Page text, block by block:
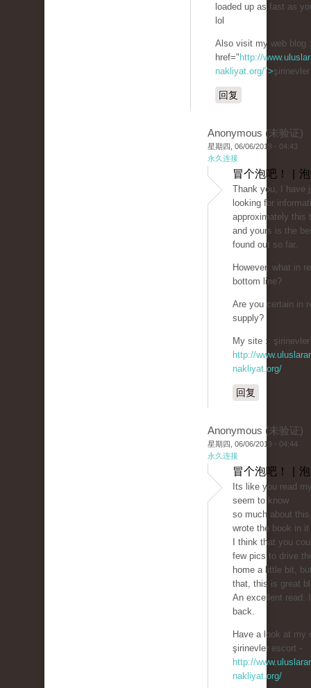
loaded up as fast as
lol
Also visit my web blog
href=" http://
nakliyat.org/">
回复
Anonymous (未验证)
星期四, 06/06/2019 - 04:43
永久连接
冒个泡吧！ |
Thank you, I have
looking for
approximately this
and yours is the
found out so far.
However, what in
bottom line?
Are you certain in
supply?
My site ::
http://
nakliyat.org/
回复
Anonymous (未验证)
星期四, 06/06/2019 - 04:44
永久连接
冒个泡吧！ |
Its like you read
seem to know
so much about
wrote the book in
I think that you
few pics to drive
home a little bit,
that, this is great
An excellent read.
back.
Have a look at my
şirinevler escort -
http://
nakliyat.org/